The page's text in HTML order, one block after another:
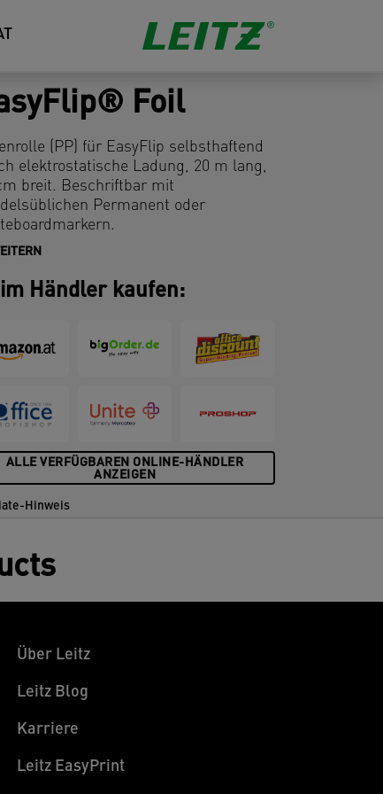
Foil
(PP) für EasyFlip selbsthaftend
elektrostatische Ladung, 20 m lang,
breit. Beschriftbar mit
Permanent oder
Händler kaufen:
ALLE VERFÜGBAREN ONLINE-HÄNDLER
ANZEIGEN
Hinweis
Über Leitz
Leitz Blog
Karriere
Leitz EasyPrint